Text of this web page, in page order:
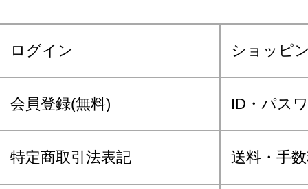
ログイン ショッピ
会員登録(無料) ID・パス
特定商取引法表記 送料・手